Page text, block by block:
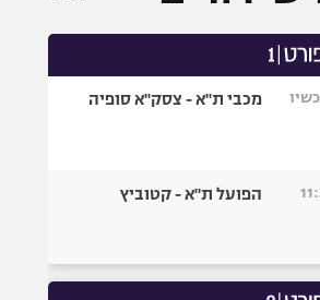
מכבי ת"א - צסק"א סופיה
הפועל ת"א - קטוביץ